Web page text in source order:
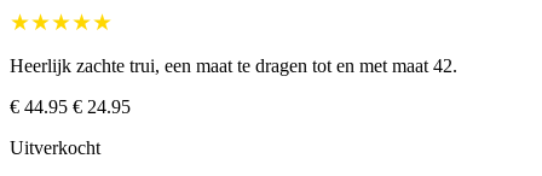
★★★★★
Heerlijk zachte trui, een maat te dragen tot en met maat 42.
€ 44.95 € 24.95
Uitverkocht